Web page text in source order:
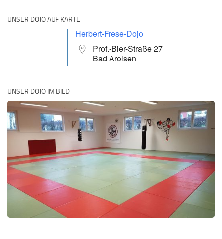
UNSER DOJO AUF KARTE
Herbert-Frese-Dojo
Prof.-Bier-Straße 27
Bad Arolsen
UNSER DOJO IM BILD